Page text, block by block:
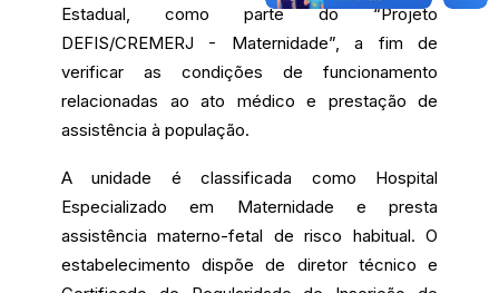
Estadual, como parte do “Projeto
DEFIS/CREMERJ - Maternidade”, a fim de
verificar as condições de funcionamento
relacionadas ao ato médico e prestação de
assistência à população.
A unidade é classificada como Hospital
Especializado em Maternidade e presta
assistência materno-fetal de risco habitual. O
estabelecimento dispõe de diretor técnico e